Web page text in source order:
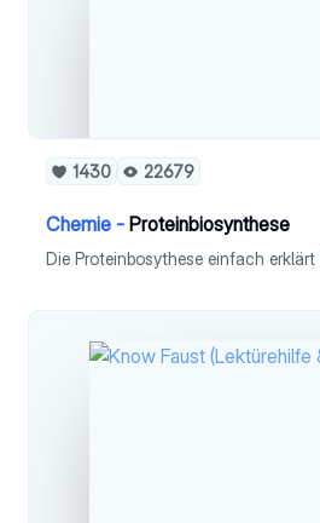
1430 22679
Chemie - Proteinbiosynthese